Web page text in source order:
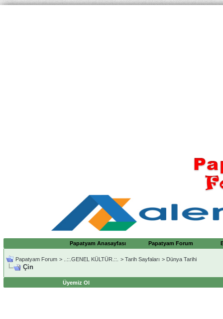
Papatyam Anasayfası Papatyam Forum
Papatyam Forum > ..::.GENEL KÜLTÜR.::. > Tarih Sayfaları > Dünya Tarihi
Çin
Üyemiz Ol